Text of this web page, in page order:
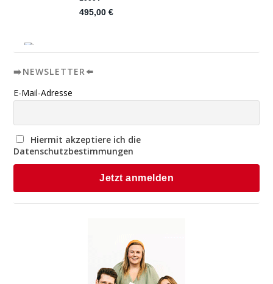
➡️NEWSLETTER⬅️
E-Mail-Adresse
Hiermit akzeptiere ich die
Datenschutzbestimmungen